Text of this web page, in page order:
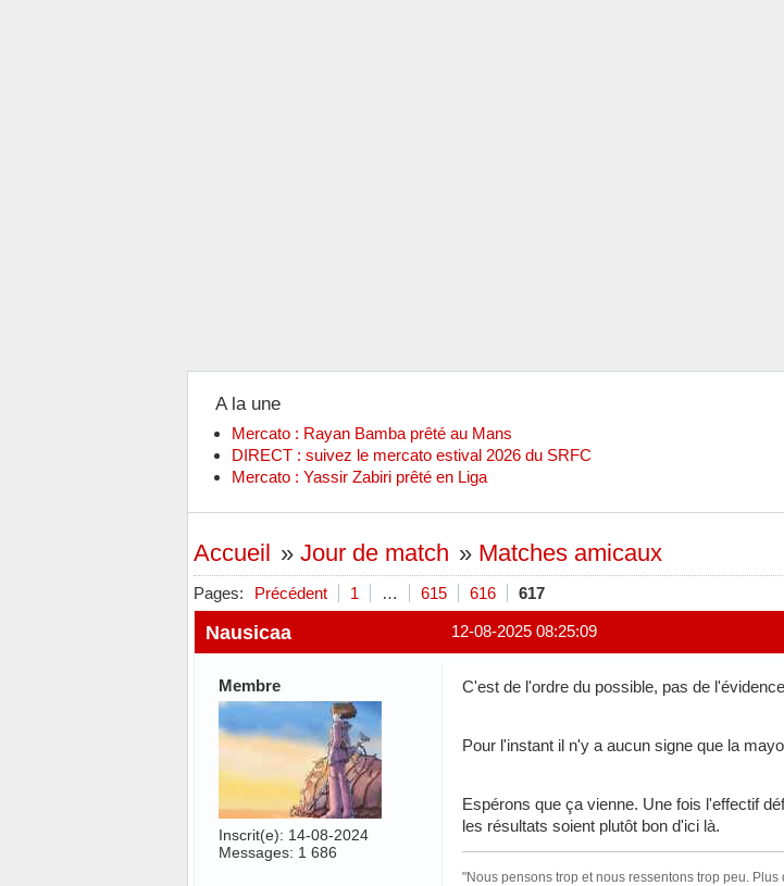
A la une
Mercato : Rayan Bamba prêté au Mans
DIRECT : suivez le mercato estival 2026 du SRFC
Mercato : Yassir Zabiri prêté en Liga
Accueil » Jour de match » Matches amicaux
Pages: Précédent 1 … 615 616 617
12-08-2025 08:25:09
Nausicaa
Membre
Inscrit(e): 14-08-2024
Messages: 1 686
C'est de l'ordre du possible, pas de
Pour l'instant il n'y a aucun signe que la
Espérons que ça vienne. Une fois l'effectif
les résultats soient plutôt bon d'ici là.
"Nous pensons trop et nous ressentons trop peu.